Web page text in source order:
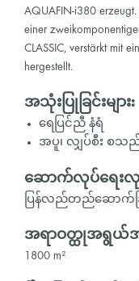
AQUAFIN-i380 erzeugt.
einer
CLASSIC, verstärkt mit
hergestellt.
အသုံးပြုခြင်းများ:
ရေပြင်ညီ နံရံ
အပူ၊ လျှပ်စီး စသ
ဆောက်လုပ်ရေးလု
ပြန်လည်တည်ဆောက်ခ
အရာဝတ္ထုအရွယ်အ
1800 m²